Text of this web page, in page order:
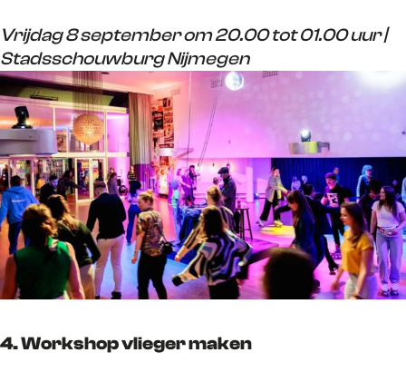
Vrijdag 8 september om 20.00 tot 01.00 uur |
Stadsschouwburg Nijmegen
4. Workshop vlieger maken